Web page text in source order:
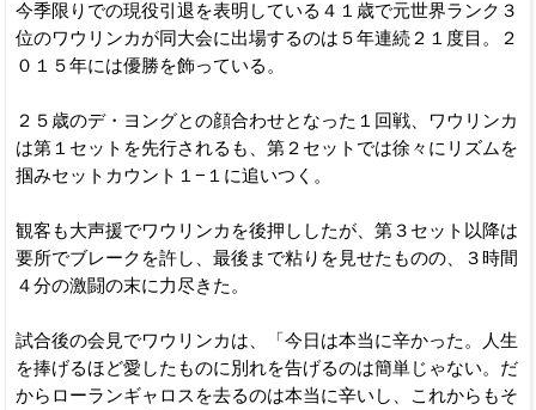
今季限りでの現役引退を表明している４１歳で元世界ランク３
位のワウリンカが同大会に出場するのは５年連続２１度目。２
０１５年には優勝を飾っている。
２５歳のデ・ヨングとの顔合わせとなった１回戦、ワウリンカ
は第１セットを先行されるも、第２セットでは徐々にリズムを
掴みセットカウント１−１に追いつく。
観客も大声援でワウリンカを後押ししたが、第３セット以降は
要所でブレークを許し、最後まで粘りを見せたものの、３時間
４分の激闘の末に力尽きた。
試合後の会見でワウリンカは、「今日は本当に辛かった。人生
を捧げるほど愛したものに別れを告げるのは簡単じゃない。だ
からローランギャロスを去るのは本当に辛いし、これからもそ